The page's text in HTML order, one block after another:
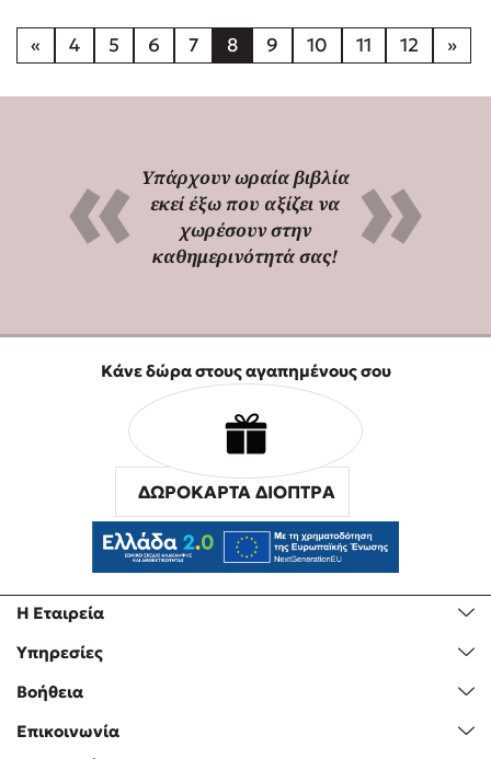
« 4 5 6 7 8 9 10 11 12 »
Υπάρχουν ωραία βιβλία
εκεί έξω που αξίζει να
χωρέσουν στην
καθημερινότητά σας!
Η Εταιρεία
Υπηρεσίες
Βοήθεια
Επικοινωνία
Κάνε δώρα στους αγαπημένους σου
ΔΩΡΟΚΑΡΤΑ ΔΙΟΠΤΡΑ